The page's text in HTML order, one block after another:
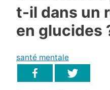
t-il dans un
en glucides
santé mentale